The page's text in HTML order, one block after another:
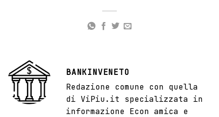
BANKINVENETO
Redazione comune con quella
di ViPiu.it specializzata in
informazione Econ amica e